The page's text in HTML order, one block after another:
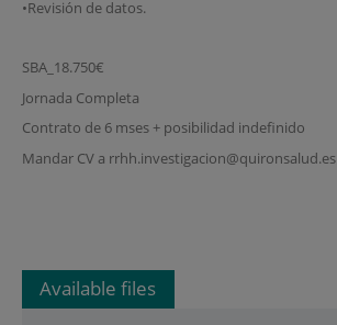
•Revisión de datos.
SBA_18.750€
Jornada Completa
Contrato de 6 mses + posibilidad indefinido
Mandar CV a rrhh.investigacion@quironsalud.es
Available files